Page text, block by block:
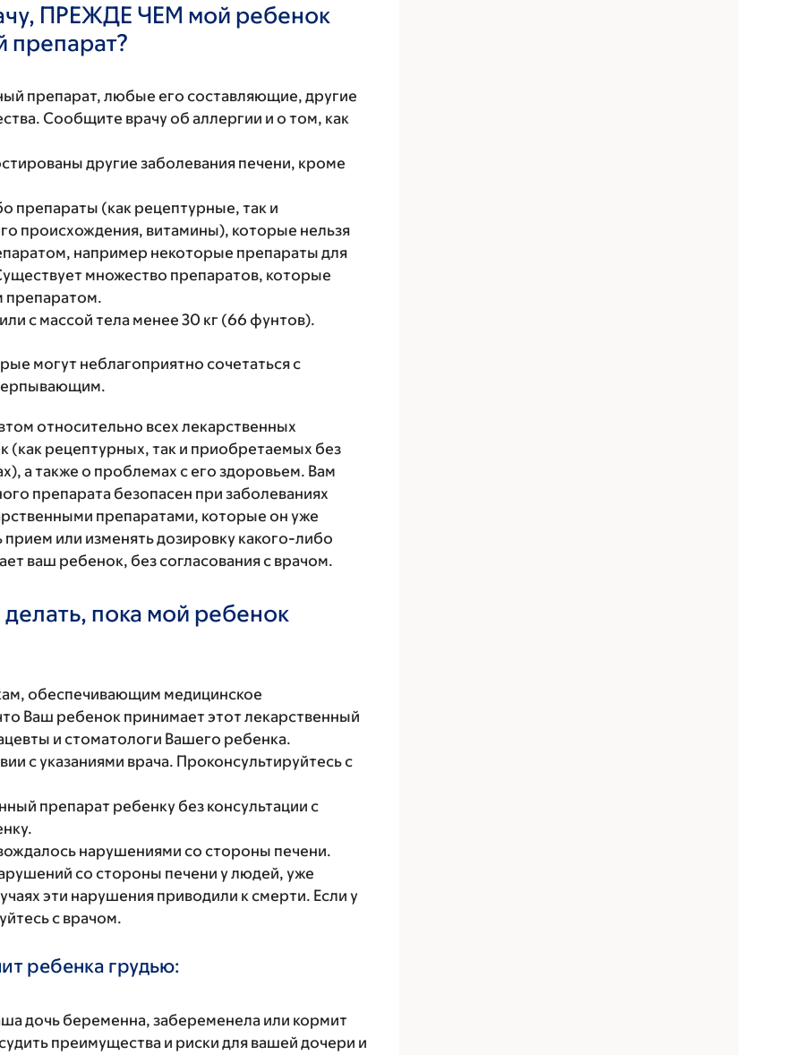
ПРЕЖДЕ ЧЕМ мой ребенок
препарат?
препарат, любые его составляющие, другие
Сообщите врачу об аллергии и о том, как
другие заболевания печени, кроме
препараты (как рецептурные, так и
происхождения, витамины), которые нельзя
например некоторые препараты для
множество препаратов, которые
препаратом.
с массой тела менее 30 кг (66 фунтов).
могут неблагоприятно сочетаться с
относительно всех лекарственных
рецептурных, так и приобретаемых без
а также о проблемах с его здоровьем. Вам
препарата безопасен при заболеваниях
препаратами, которые он уже
или изменять дозировку какого-либо
ваш ребенок, без согласования с врачом.
пока мой ребенок
обеспечивающим медицинское
Ваш ребенок принимает этот лекарственный
и стоматологи Вашего ребенка.
с указаниями врача. Проконсультируйтесь с
препарат ребенку без консультации с
нарушениями со стороны печени.
со стороны печени у людей, уже
эти нарушения приводили к смерти. Если у
с врачом.
ребенка грудью:
дочь беременна, забеременела или кормит
преимущества и риски для вашей дочери и